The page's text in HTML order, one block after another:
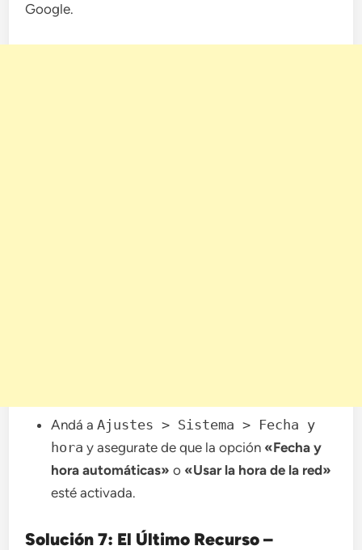
Google.
Andá aAjustes > Sistema > Fecha y
hora y asegurate de que la opción «Fecha y
hora automáticas» o «Usar la hora de la red»
esté activada.
Solución 7: El Último Recurso –